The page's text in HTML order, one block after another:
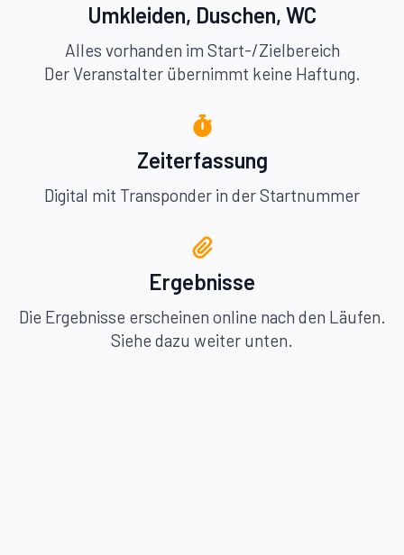
Umkleiden, Duschen, WC
Alles vorhanden im Start-/Zielbereich
Der Veranstalter übernimmt keine Haftung.
Zeiterfassung
Digital mit Transponder in der Startnummer
Ergebnisse
Die Ergebnisse erscheinen online nach den Läufen.
Siehe dazu weiter unten.